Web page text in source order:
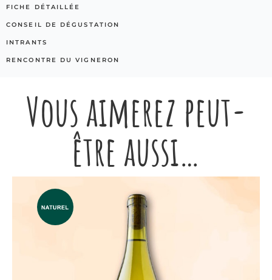
FICHE DÉTAILLÉE
CONSEIL DE DÉGUSTATION
INTRANTS
RENCONTRE DU VIGNERON
Vous aimerez peut-
être aussi…